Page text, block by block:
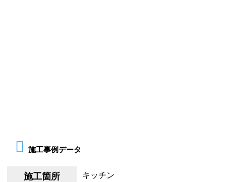
施工事例データ
施工箇所 キッチン